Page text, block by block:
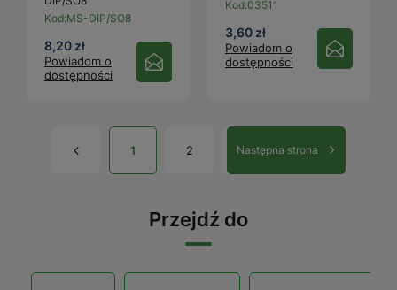
Kod:MS-DIP/SO8
8,20 zł
Powiadom o
dostępności
Kod:03511
3,60 zł
Powiadom o
dostępności
1 2 Następna strona
Przejdź do